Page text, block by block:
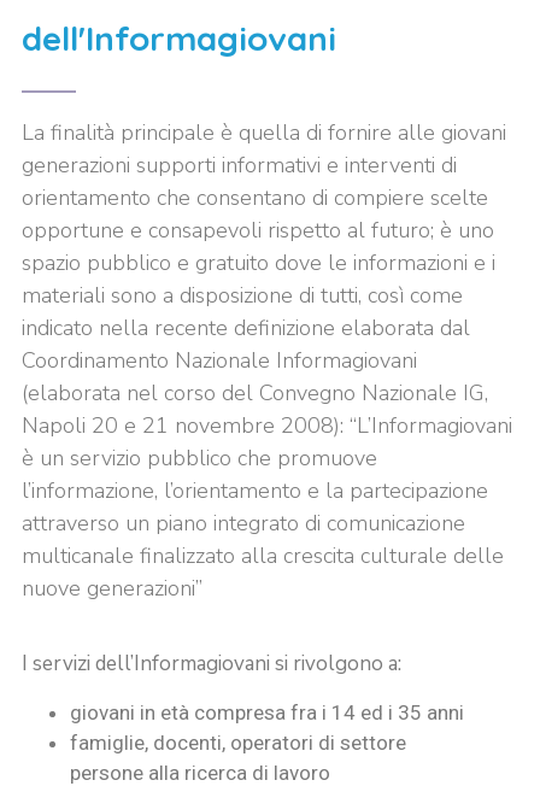
dell'Informagiovani
La finalità principale è quella di fornire alle giovani
generazioni supporti informativi e interventi di
orientamento che consentano di compiere scelte
opportune e consapevoli rispetto al futuro; è uno
spazio pubblico e gratuito dove le informazioni e i
materiali sono a disposizione di tutti, così come
indicato nella recente definizione elaborata dal
Coordinamento Nazionale Informagiovani
(elaborata nel corso del Convegno Nazionale IG,
Napoli 20 e 21 novembre 2008): “L’Informagiovani
è un servizio pubblico che promuove
l’informazione, l’orientamento e la partecipazione
attraverso un piano integrato di comunicazione
multicanale finalizzato alla crescita culturale delle
nuove generazioni”
I servizi dell’Informagiovani si rivolgono a:
giovani in età compresa fra i 14 ed i 35 anni
famiglie, docenti, operatori di settore
persone alla ricerca di lavoro